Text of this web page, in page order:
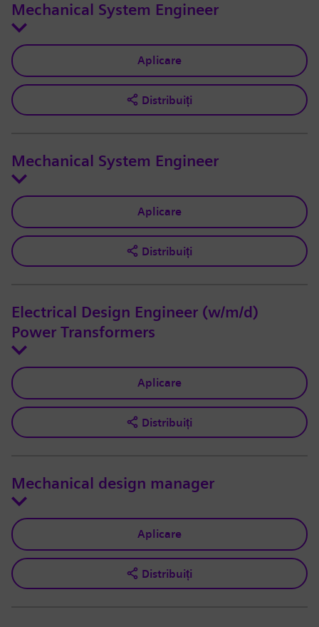
Mechanical System Engineer
Aplicare
Distribuiți
Mechanical System Engineer
Aplicare
Distribuiți
Electrical Design Engineer (w/m/d)
Power Transformers
Aplicare
Distribuiți
Mechanical design manager
Aplicare
Distribuiți